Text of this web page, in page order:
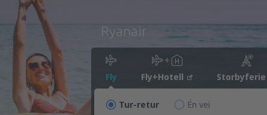
Ryanair
Fly Fly+Hotell Storbyferie
Tur-retur Én vei